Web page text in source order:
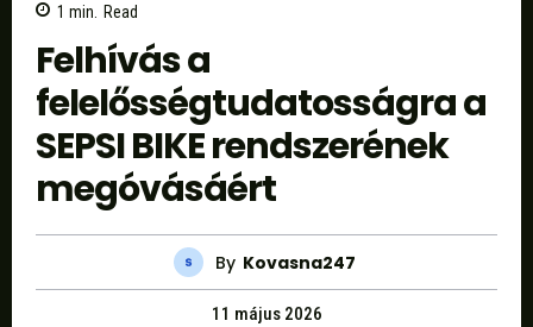
1 min. Read
Felhívás a
felelősségtudatosságra a
SEPSI BIKE rendszerének
megóvásáért
By Kovasna247
11 május 2026